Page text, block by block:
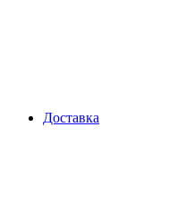
Доставка